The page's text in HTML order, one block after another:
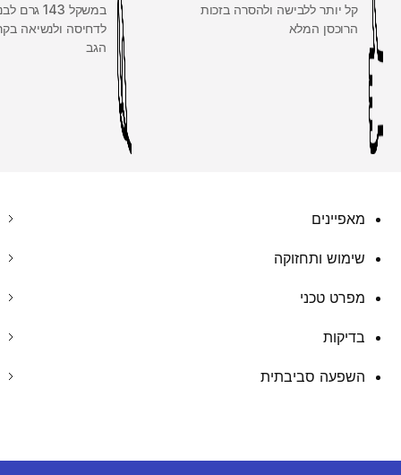
קל יותר ללבישה ולהסרה בזכות
הרוכסן המלא
לדחיסה ולנשיאה
הגב
מאפיינים
שימוש ותחזוקה
מפרט טכני
בדיקות
השפעה סביבתית